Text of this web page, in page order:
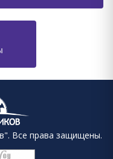
Все права защищены.